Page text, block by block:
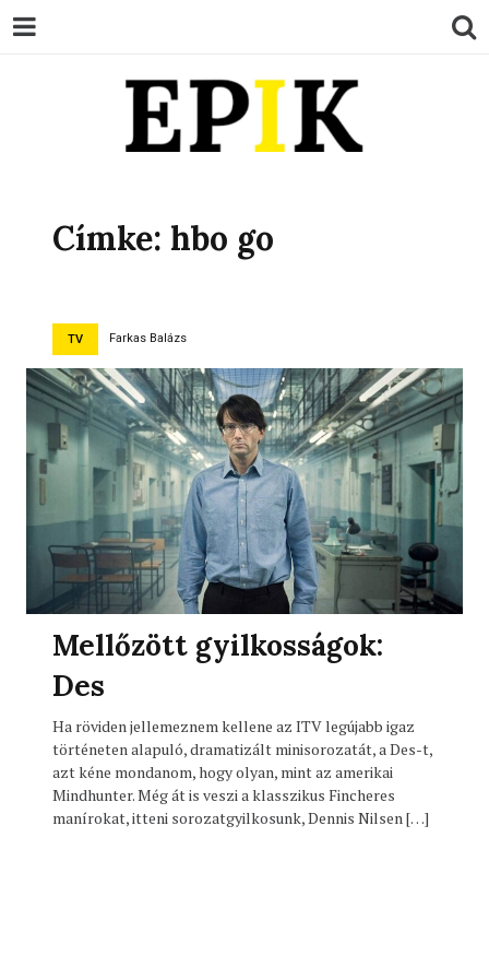
EPIK
Címke: hbo go
TV Farkas Balázs
Mellőzött gyilkosságok:
Des
Ha röviden jellemeznem kellene az ITV legújabb igaz
történeten alapuló, dramatizált minisorozatát, a Des-t,
azt kéne mondanom, hogy olyan, mint az amerikai
Mindhunter. Még át is veszi a klasszikus Fincheres
manírokat, itteni sorozatgyilkosunk, Dennis Nilsen […]